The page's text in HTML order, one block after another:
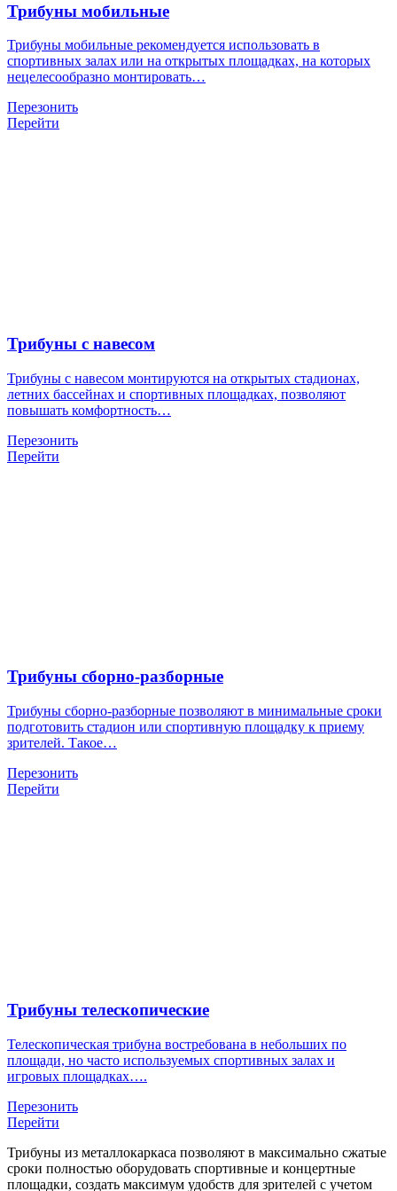
Трибуны мобильные
Трибуны мобильные рекомендуется использовать в
спортивных залах или на открытых площадках, на которых
нецелесообразно монтировать…
Перезонить
Перейти
Трибуны с навесом
Трибуны с навесом монтируются на открытых стадионах,
летних бассейнах и спортивных площадках, позволяют
повышать комфортность…
Перезонить
Перейти
Трибуны сборно-разборные
Трибуны сборно-разборные позволяют в минимальные сроки
подготовить стадион или спортивную площадку к приему
зрителей. Такое…
Перезонить
Перейти
Трибуны телескопические
Телескопическая трибуна востребована в небольших по
площади, но часто используемых спортивных залах и
игровых площадках….
Перезонить
Перейти
Трибуны из металлокаркаса позволяют в максимально сжатые
сроки полностью оборудовать спортивные и концертные
площадки, создать максимум удобств для зрителей с учетом